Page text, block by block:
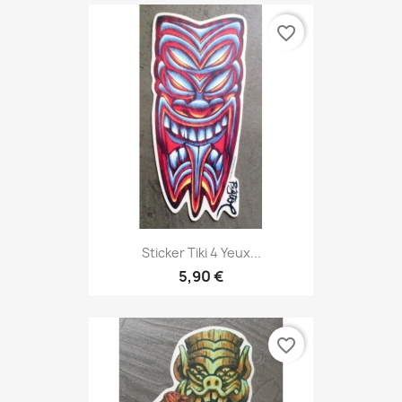
Sticker Tiki 4 Yeux...
5,90 €
favorite_border
favorite_border